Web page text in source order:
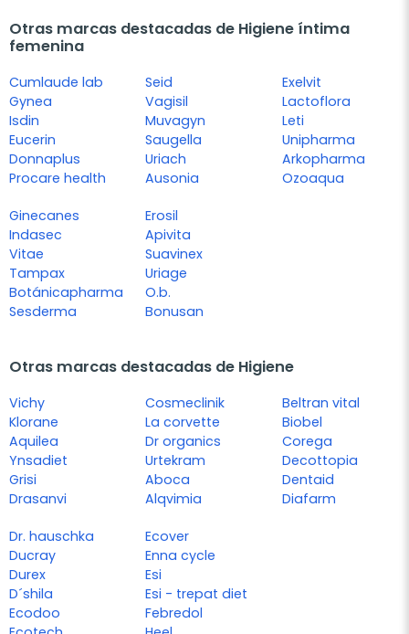
Otras marcas destacadas de Higiene íntima
femenina
Cumlaude lab
Gynea
Isdin
Eucerin
Donnaplus
Procare health
Seid
Vagisil
Muvagyn
Saugella
Uriach
Ausonia
Exelvit
Lactoflora
Leti
Unipharma
Arkopharma
Ozoaqua
Ginecanes
Indasec
Vitae
Tampax
Botánicapharma
Sesderma
Erosil
Apivita
Suavinex
Uriage
O.b.
Bonusan
Otras marcas destacadas de Higiene
Vichy
Klorane
Aquilea
Ynsadiet
Grisi
Drasanvi
Cosmeclinik
La corvette
Dr organics
Urtekram
Aboca
Alqvimia
Beltran vital
Biobel
Corega
Decottopia
Dentaid
Diafarm
Dr. hauschka
Ducray
Durex
D´shila
Ecodoo
Ecover
Enna cycle
Esi
Esi - trepat diet
Febredol